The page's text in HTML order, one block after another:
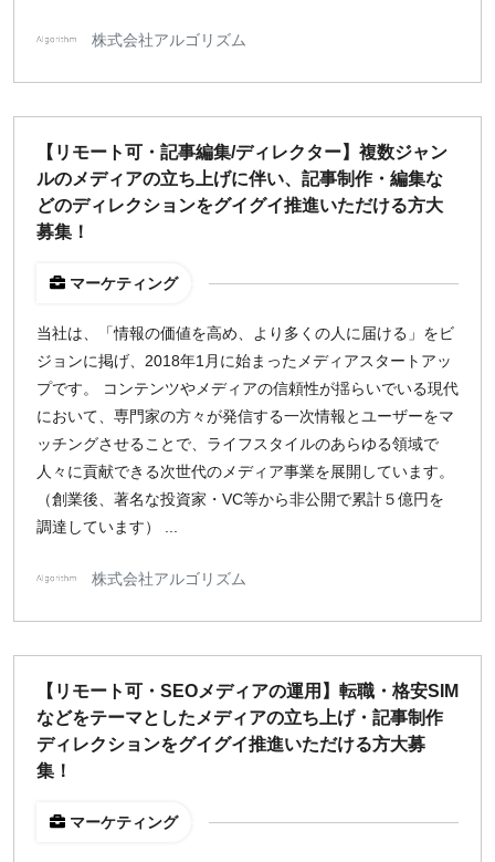
週4日
週1日
地域
名古屋
福岡
募集状況
募集中のみ表示
時給
指定なし 検索
株式会社アルゴリズム
【リモート可・記事編集/ディレクター】複数ジャン
ルのメディアの立ち上げに伴い、記事制作・編集な
どのディレクションをグイグイ推進いただける方大
募集！
マーケティング
当社は、「情報の価値を高め、より多くの人に届ける」をビ
ジョンに掲げ、2018年1月に始まったメディアスタートアッ
プです。 コンテンツやメディアの信頼性が揺らいでいる現代
において、専門家の方々が発信する一次情報とユーザーをマ
ッチングさせることで、ライフスタイルのあらゆる領域で
人々に貢献できる次世代のメディア事業を展開しています。
（創業後、著名な投資家・VC等から非公開で累計５億円を
調達しています） ...
株式会社アルゴリズム
【リモート可・SEOメディアの運用】転職・格安SIM
などをテーマとしたメディアの立ち上げ・記事制作
ディレクションをグイグイ推進いただける方大募
集！
マーケティング